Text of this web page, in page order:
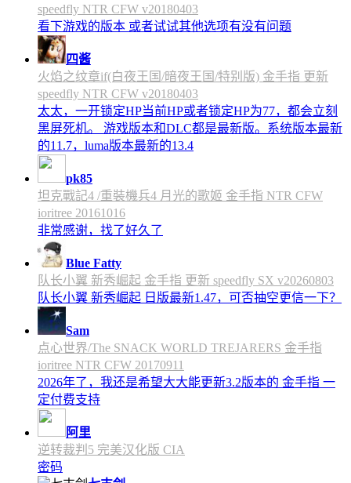
speedfly NTR CFW v20180403
看下游戏的版本 或者试试其他选项有没有问题
四酱
火焰之纹章if(白夜王国/暗夜王国/特别版) 金手指 更新
speedfly NTR CFW v20180403
太太，一开锁定HP当前HP或者锁定HP为77，都会立刻
黑屏死机。 游戏版本和DLC都是最新版。系统版本最新
的11.7，luma版本最新的13.4
pk85
坦克戰記4 /重裝機兵4 月光的歌姬 金手指 NTR CFW
ioritree 20161016
非常感谢，找了好久了
Blue Fatty
队长小翼 新秀崛起 金手指 更新 speedfly SX v20260803
队长小翼 新秀崛起 日版最新1.47，可否抽空更信一下？
Sam
点心世界/The SNACK WORLD TREJARERS 金手指
ioritree NTR CFW 20170911
2026年了，我还是希望大大能更新3.2版本的 金手指 一
定付费支持
阿里
逆转裁判5 完美汉化版 CIA
密码